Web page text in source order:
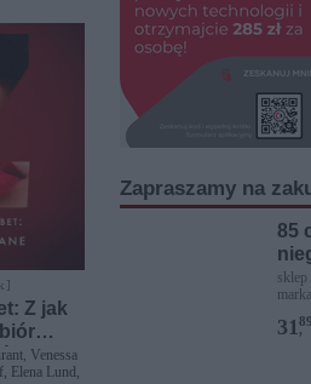
]
Z jak
Venessa
Elena Lund,
Zapraszamy na
85
sklep
31 ,
89